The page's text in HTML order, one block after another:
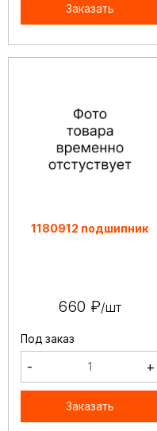
Заказать
1180912 подшипник
660 ₽/шт
Под заказ
- +
Заказать